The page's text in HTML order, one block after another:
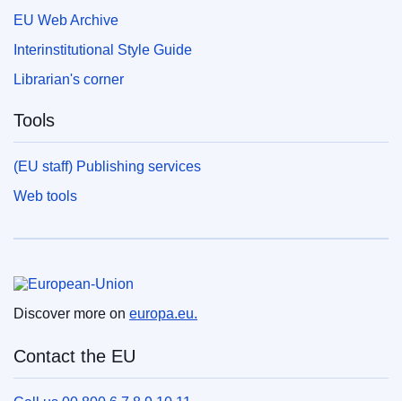
EU Web Archive
Interinstitutional Style Guide
Librarian's corner
Tools
(EU staff) Publishing services
Web tools
Discover more on europa.eu.
Contact the EU